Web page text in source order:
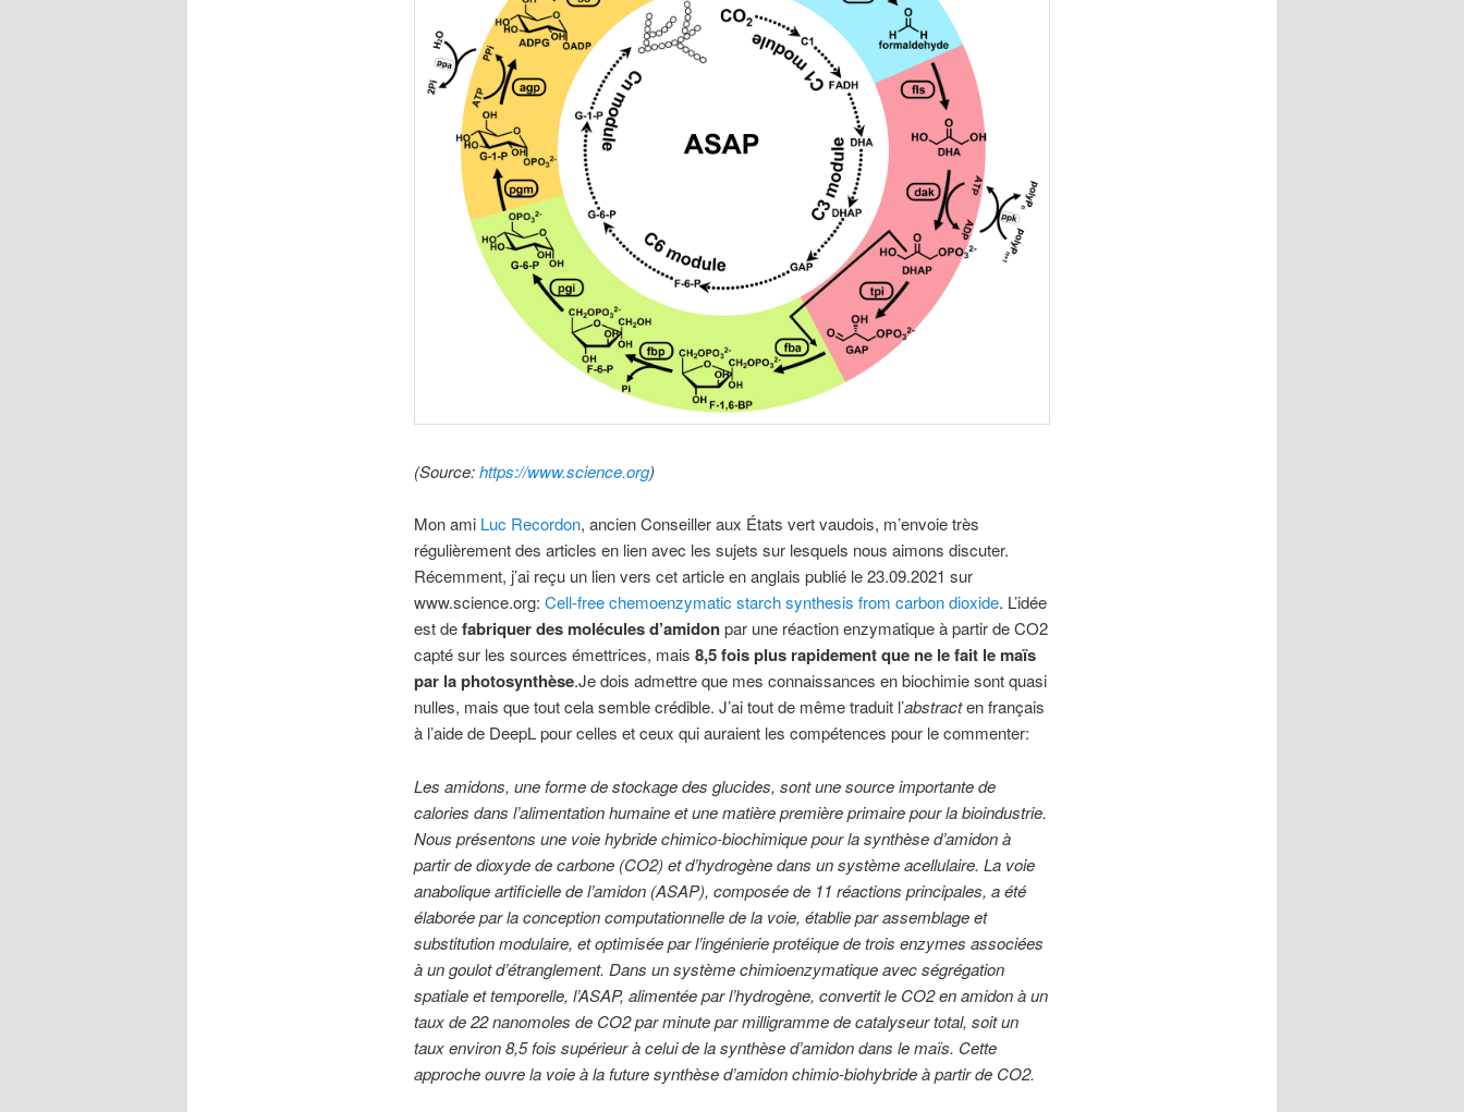
(Source:https://www.science.org)
Mon ami Luc Recordon, ancien Conseiller aux États vert vaudois, m’envoie très
régulièrement des articles en lien avec les sujets sur lesquels nous aimons discuter.
Récemment, j’ai reçu un lien vers cet article en anglais publié le 23.09.2021 sur
www.science.org: Cell-free chemoenzymatic starch synthesis from carbon dioxide. L’idée
est defabriquer des molécules d’amidonpar une réaction enzymatique à partir de CO2
capté sur les sources émettrices, mais 8,5 fois plus rapidement que ne le fait le maïs
par la photosynthèse.Je dois admettre que mes connaissances en biochimie sont quasi
nulles, mais que tout cela semble crédible. J’ai tout de même traduit l’abstracten français
à l’aide de DeepL pour celles et ceux qui auraient les compétences pour le commenter:
Les amidons, une forme de stockage des glucides, sont une source importante de
calories dans l’alimentation humaine et une matière première primaire pour la bioindustrie.
Nous présentons une voie hybride chimico-biochimique pour la synthèse d’amidon à
partir de dioxyde de carbone (CO2) et d’hydrogène dans un système acellulaire. La voie
anabolique artificielle de l’amidon (ASAP), composée de 11 réactions principales, a été
élaborée par la conception computationnelle de la voie, établie par assemblage et
substitution modulaire, et optimisée par l’ingénierie protéique de trois enzymes associées
à un goulot d’étranglement. Dans un système chimioenzymatique avec ségrégation
spatiale et temporelle, l’ASAP, alimentée par l’hydrogène, convertit le CO2 en amidon à un
taux de 22 nanomoles de CO2 par minute par milligramme de catalyseur total, soit un
taux environ 8,5 fois supérieur à celui de la synthèse d’amidon dans le maïs. Cette
approche ouvre la voie à la future synthèse d’amidon chimio-biohybride à partir de CO2.